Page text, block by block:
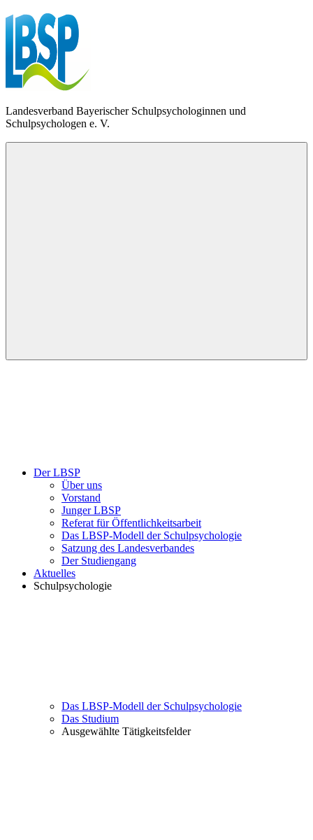
Zum
Inhalt
springen
LBSP
Landesverband Bayerischer Schulpsychologinnen und
Schulpsychologen e. V.
Der LBSP
Über uns
Vorstand
Junger LBSP
Referat für Öffentlichkeitsarbeit
Das LBSP-Modell der Schulpsychologie
Satzung des Landesverbandes
Der Studiengang
Aktuelles
Schulpsychologie
Das LBSP-Modell der Schulpsychologie
Das Studium
Ausgewählte Tätigkeitsfelder